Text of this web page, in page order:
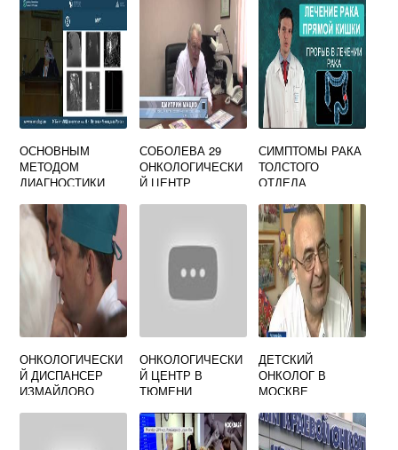
ОСНОВНЫМ
МЕТОДОМ
ДИАГНОСТИКИ
ЖЕЛЕЗЫ
ЯВЛЯЕТСЯ
СОБОЛЕВА 29
ОНКОЛОГИЧЕСКИ
Й ЦЕНТР
СИМПТОМЫ РАКА
ТОЛСТОГО
ОТДЕЛА
ОНКОЛОГИЧЕСКИ
Й ДИСПАНСЕР
ИЗМАЙЛОВО
ОНКОЛОГИЧЕСКИ
Й ЦЕНТР В
ТЮМЕНИ
САЙТ
ДЕТСКИЙ
ОНКОЛОГ В
МОСКВЕ